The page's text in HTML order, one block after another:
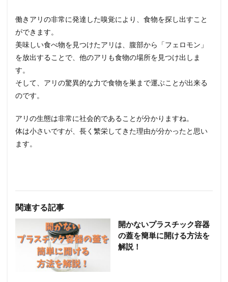
働きアリの非常に発達した嗅覚により、食物を探し出すこと
ができます。
美味しい食べ物を見つけたアリは、腹部から「フェロモン」
を放出することで、他のアリも食物の場所を見つけ出しま
す。
そして、アリの驚異的な力で食物を巣まで運ぶことが出来る
のです。
アリの生態は非常に社会的であることが分かりますね。
体は小さいですが、長く繁栄してきた理由が分かったと思い
ます。
関連する記事
開かないプラスチック容器
の蓋を簡単に開ける方法を
解説！